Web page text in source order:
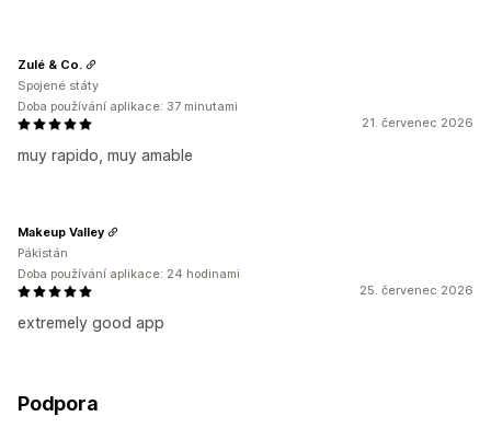
21. červenec 2026
muy rapido, muy amable
Zulé & Co.
Spojené státy
Doba používání aplikace: 37 minutami
25. červenec 2026
extremely good app
Makeup Valley
Pákistán
Doba používání aplikace: 24 hodinami
Podpora